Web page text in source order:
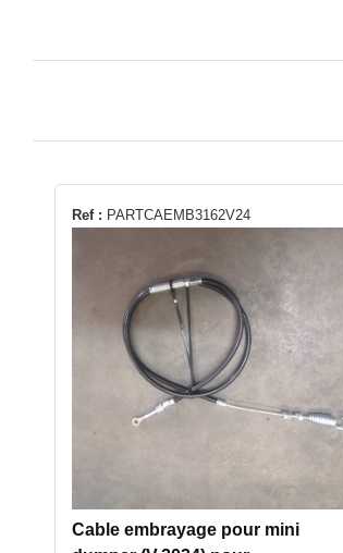
Ref : PARTCAEMB3162V24
Cable embrayage pour mini